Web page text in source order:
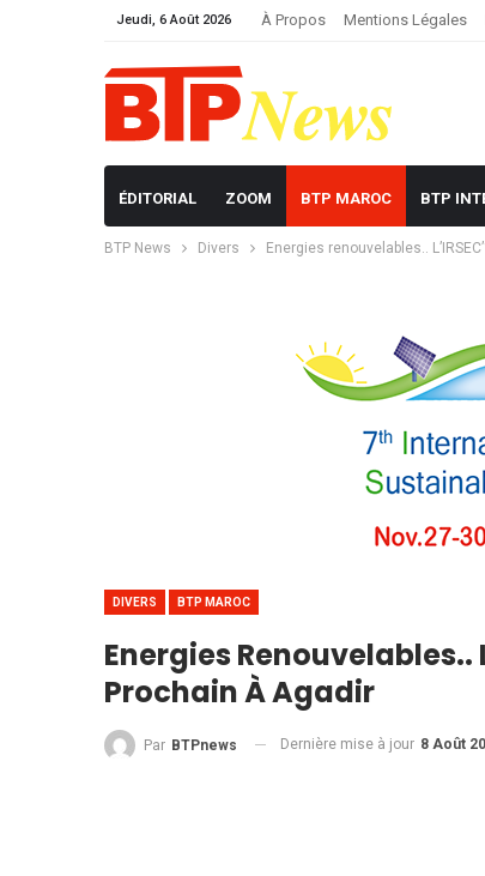
Jeudi, 6 Août 2026 À Propos Mentions Légales
ÉDITORIAL ZOOM BTP MAROC BTP
BTP News Divers Energies renouvelables..
DIVERS BTP MAROC
Energies Renouvelables..
Prochain À Agadir
Par BTPnews Dernière mise à jour 8 Août